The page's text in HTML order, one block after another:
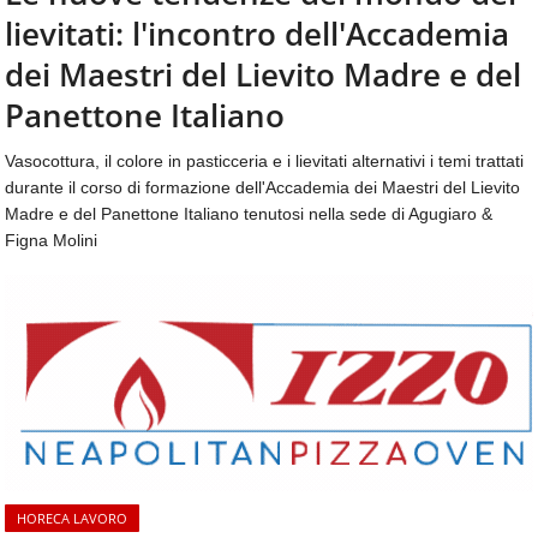
aggiornamenti
quotidiani
su
temi
come
ristorazione,
food
&
beverage,
quotidiani
sul
mondo
dell'alimentazione,
dei
consumi
del
CONTATTI
lievitati: l'incontro dell'Accademia
dei Maestri del Lievito Madre e del
Panettone Italiano
Vasocottura, il colore in pasticceria e i lievitati alternativi i temi trattati
durante il corso di formazione dell'Accademia dei Maestri del Lievito
Madre e del Panettone Italiano tenutosi nella sede di Agugiaro &
Figna Molini
HORECA LAVORO